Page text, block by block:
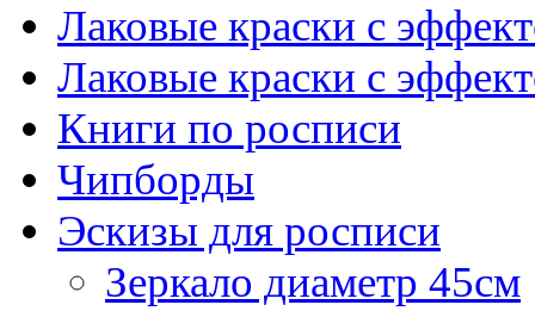
Лаковые краски с
Лаковые краски с
Книги по росписи
Чипборды
Эскизы для росписи
Зеркало диаметр 45см